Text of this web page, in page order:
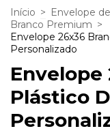
Início > Envelope
Branco Premium >
Envelope 26x36
Personalizado
Envelope
Plástico